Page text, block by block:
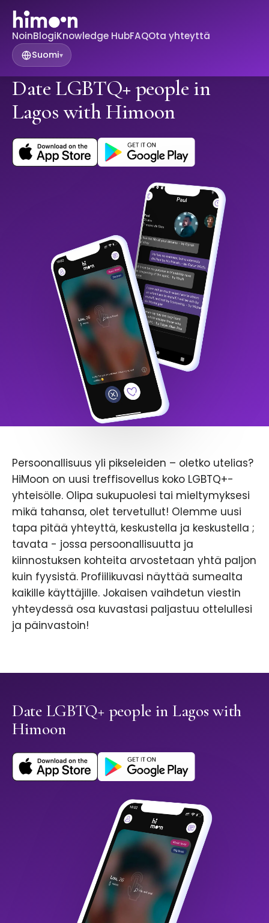
NoinBlogiKnowledge HubFAQOta yhteyttä
Suomi▾
Date LGBTQ+ people in
Lagos with Himoon
Persoonallisuus yli pikseleiden – oletko utelias?
HiMoon on uusi treffisovellus koko LGBTQ+-
yhteisölle. Olipa sukupuolesi tai mieltymyksesi
mikä tahansa, olet tervetullut! Olemme uusi
tapa pitää yhteyttä, keskustella ja keskustella ;
tavata - jossa persoonallisuutta ja
kiinnostuksen kohteita arvostetaan yhtä paljon
kuin fyysistä. Profiilikuvasi näyttää sumealta
kaikille käyttäjille. Jokaisen vaihdetun viestin
yhteydessä osa kuvastasi paljastuu ottelullesi
ja päinvastoin!
Date LGBTQ+ people in Lagos with
Himoon